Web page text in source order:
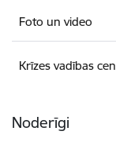
Foto un video
Krīzes vadības
Noderīgi